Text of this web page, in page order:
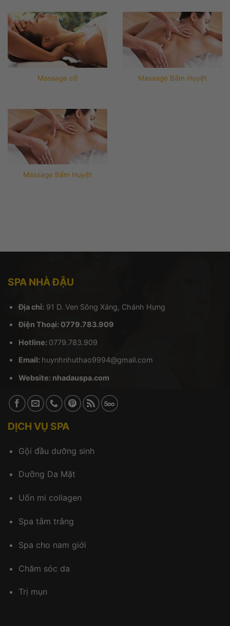
Massage cổ Massage Bấm Huyệt
Massage Bấm Huyệt
SPA NHÀ ĐẬU
Địa chỉ: 91 D. Ven Sông Xáng, Chánh Hưng
Điện Thoại: 0779.783.909
Hotline: 0779.783.909
Email: huynhnhuthao9994@gmail.com
Website: nhadauspa.com
DỊCH VỤ SPA
Gội đầu dưỡng sinh
Dưỡng Da Mặt
Uốn mi collagen
Spa tắm trắng
Spa cho nam giới
Chăm sóc da
Trị mụn